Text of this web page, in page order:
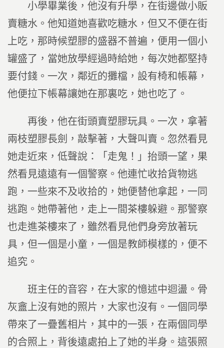
小學畢業後，他沒有升學，在街邊做小販
賣糖水。他知道她喜歡吃糖水，但又不便在街
上吃，那時候塑膠的盛器不普遍，便用一個小
罐盛了，當她放學經過時給她，每次她都堅持
要付錢。一次，鄰近的攤檔，設有椅和帳幕，
他便拉下帳幕讓她在那裏吃，她也吃了。
再後，他在街頭賣塑膠玩具。一次，拿著
兩枝塑膠長劍，敲擊著，大聲叫賣。忽然看見
她走近來，低聲說：「走鬼！」抬頭一望，果
然看見遠遠有一個警察。他連忙收拾貨物逃
跑，一些來不及收拾的，她便替他拿起，一同
逃跑。她帶著他，走上一間茶樓躲避。那警察
也走進茶樓來了，雖然看見他們身旁放著玩
具，但一個是小童，一個是教師模樣的，便不
追究。
班主任的音容，在大家的憶述中迴盪。骨
灰盦上沒有她的照片，大家也沒有。一個同學
帶來了一疊舊相片，其中的一張，在兩個同學
的合照上，背後遠處拍上了她的半身。這張照